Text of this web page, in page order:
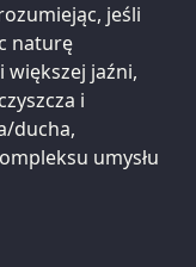
jeśli
naturę
większej jaźni,
i
ducha,
umysłu